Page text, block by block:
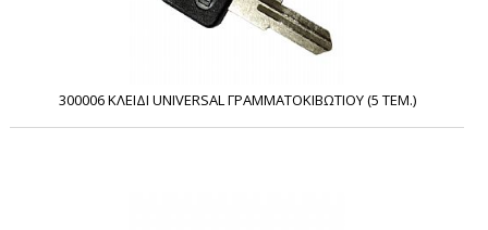
300006 ΚΛΕΙΔΙ UNIVERSAL ΓΡΑΜΜΑΤΟΚΙΒΩΤΙΟΥ (5 ΤΕΜ.)